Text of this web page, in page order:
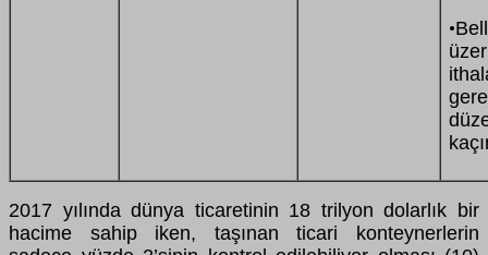
•
2017 yılında dünya ticaretinin 18 trilyon dolarlık bir
hacime sahip iken, taşınan ticari konteynerlerin